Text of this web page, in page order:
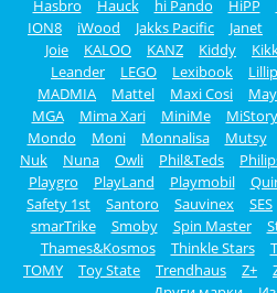
Hasbro
Hauck hi Pando HiPP
ION8
iWood Jakks Pacific Janet
Joie
KALOO KANZ Kiddy
Leander
LEGO Lexibook
MADMIA
Mattel Maxi Cosi
MGA
Mima Xari MiniMe MiStory
Mondo
Moni Monnalisa Mutsy
Nuk
Nuna Owli Phil&Teds
Playgro
PlayLand Playmobil
Safety 1st
Santoro Sauvinex SES
smarTrike
Smoby Spin Master
Thames&Kosmos
Thinkle Stars
TOMY
Toy State Trendhaus Z+